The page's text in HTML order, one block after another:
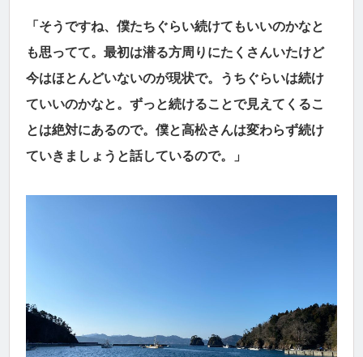
「そうですね、僕たちぐらい続けてもいいのかなと
も思ってて。最初は潜る方周りにたくさんいたけど
今はほとんどいないのが現状で。うちぐらいは続け
ていいのかなと。ずっと続けることで見えてくるこ
とは絶対にあるので。僕と高松さんは変わらず続け
ていきましょうと話しているので。」